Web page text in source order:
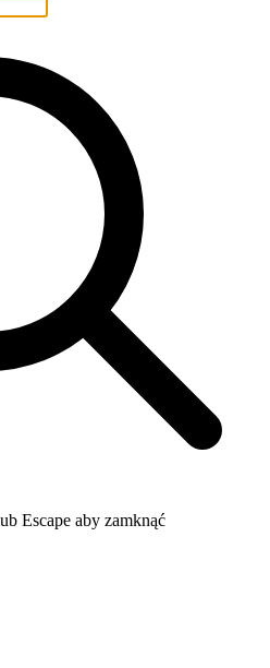
Escape aby zamknąć